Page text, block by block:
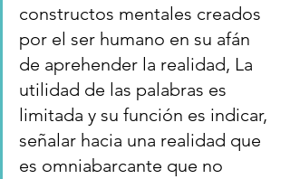
constructos mentales creados
por el ser humano en su afán
de aprehender la realidad, La
utilidad de las palabras es
limitada y su función es indicar,
señalar hacia una realidad que
es omniabarcante que no